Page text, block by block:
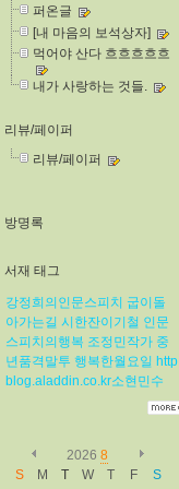
퍼온글
[내 마음의 보석상자]
먹어야 산다 흐흐흐흐흐
내가 사랑하는 것들.
리뷰/페이퍼
리뷰/페이퍼
방명록
서재 태그
강정희의인문스피치 굽이돌
아가는길 시한잔이기철 인문
스피치의행복 조정민작가 중
년품격말투 행복한월요일 http
blog.aladdin.co.kr소현민수
2026 8
S
M T W T F
S